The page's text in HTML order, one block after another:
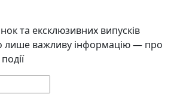
та ексклюзивних випусків
важливу інформацію — про